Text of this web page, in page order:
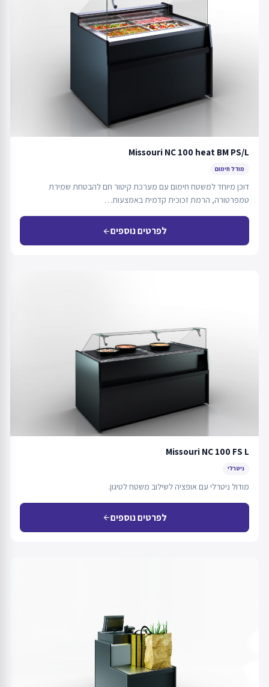
Missouri NC 100 heat BM PS/L
מודל חימום
דוכן מיוחד למשטח חימום עם מערכת קיטור חם להבטחת שמירת
טמפרטורה, הרמת זכוכית קדמית באמצעות…
לפרטים נוספיםarrow_back
Missouri NC 100 FS L
ניטרלי
מודול ניטרלי עם אופציה לשילוב משטח לטיגון.
לפרטים נוספיםarrow_back